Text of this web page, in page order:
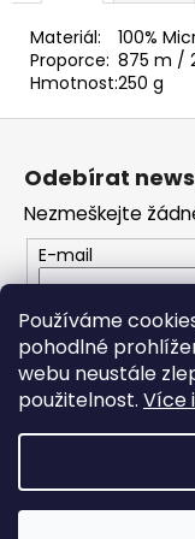
Používáme
pohodlné
webu neustále
použitelnost. Více
Materiál:
100%
Proporce: 875 m /
Hmotnost:250 g
u
j
e
m
NEPAL
OMBRE
7412
79
Z
í
Odebírat
Nezmeškejte
E-mail
Vložením e-
ochrany
PŘIHLÁSIT SE